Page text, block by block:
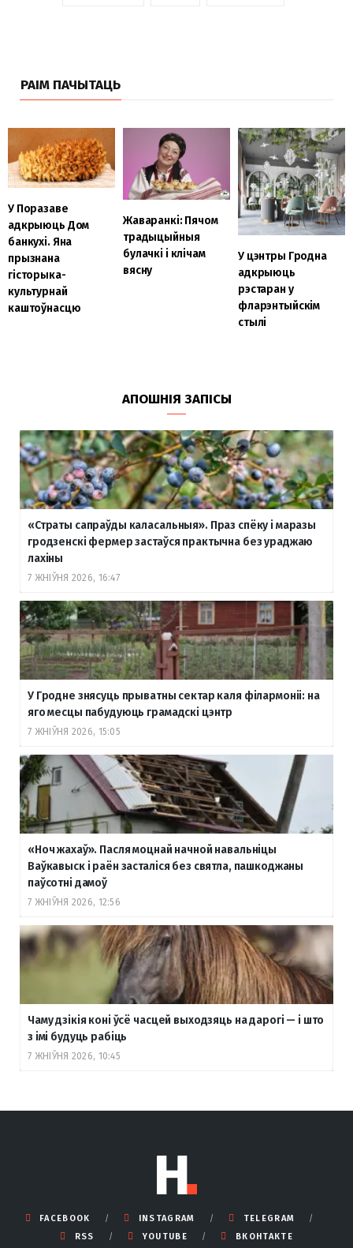
РАІМ ПАЧЫТАЦЬ
У Поразаве
адкрыюць Дом
банкухі. Яна
прызнана
гісторыка-
культурнай
каштоўнасцю
Жаваранкі: Пячом
традыцыйныя
булачкі і клічам
вясну
У цэнтры Гродна
адкрыюць
рэстаран у
фларэнтыйскім
стылі
АПОШНІЯ ЗАПІСЫ
«Страты сапраўды каласальныя». Праз спёку і маразы
гродзенскі фермер застаўся практычна без ураджаю
лахіны
7 ЖНІЎНЯ 2026, 16:47
У Гродне знясуць прыватны сектар каля філармоніі: на
яго месцы пабудуюць грамадскі цэнтр
7 ЖНІЎНЯ 2026, 15:05
«Ноч жахаў». Пасля моцнай начной навальніцы
Ваўкавыск і раён засталіся без святла, пашкоджаны
паўсотні дамоў
7 ЖНІЎНЯ 2026, 12:56
Чаму дзікія коні ўсё часцей выходзяць на дарогі — і што
з імі будуць рабіць
7 ЖНІЎНЯ 2026, 10:45
FACEBOOK INSTAGRAM
TELEGRAM
RSS
YOUTUBE ВКОНТАКТЕ